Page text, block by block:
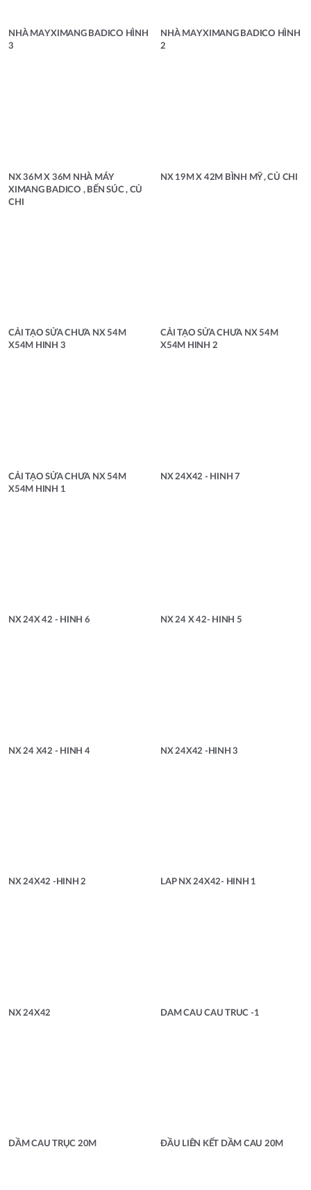
NHÀ MAY XIMANG BADICO HÌNH
3
NHÀ MAY XIMANG BADICO HÌNH
2
NX 36M X 36M NHÀ MÁY
XIMANG BADICO , BẾN SÚC , CỦ
CHI
NX 19M X 42M BÌNH MỸ , CỦ CHI
CẢI TẠO SỬA CHƯA NX 54M
X54M HINH 3
CẢI TẠO SỬA CHƯA NX 54M
X54M HINH 2
CẢI TẠO SỬA CHƯA NX 54M
X54M HINH 1
NX 24X42 - HINH 7
NX 24X 42 - HINH 6 NX 24 X 42- HINH 5
NX 24 X42 - HINH 4 NX 24X42 -HINH 3
NX 24X42 -HINH 2 LAP NX 24X42- HINH 1
NX 24X42 DAM CAU CAU TRUC -1
DẦM CAU TRỤC 20M ĐẦU LIÊN KẾT DẦM CAU 20M